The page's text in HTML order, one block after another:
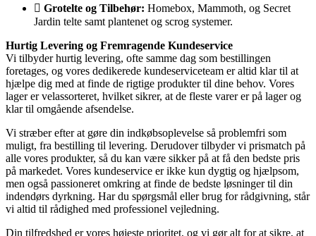
Grotelte og Tilbehør: Homebox, Mammoth, og Secret
Jardin telte samt plantenet og scrog systemer.
Hurtig Levering og Fremragende Kundeservice
Vi tilbyder hurtig levering, ofte samme dag som bestillingen
foretages, og vores dedikerede kundeserviceteam er altid klar til at
hjælpe dig med at finde de rigtige produkter til dine behov. Vores
lager er velassorteret, hvilket sikrer, at de fleste varer er på lager og
klar til omgående afsendelse.
Vi stræber efter at gøre din indkøbsoplevelse så problemfri som
muligt, fra bestilling til levering. Derudover tilbyder vi prismatch på
alle vores produkter, så du kan være sikker på at få den bedste pris
på markedet. Vores kundeservice er ikke kun dygtig og hjælpsom,
men også passioneret omkring at finde de bedste løsninger til din
indendørs dyrkning. Har du spørgsmål eller brug for rådgivning, står
vi altid til rådighed med professionel vejledning.
Din tilfredshed er vores højeste prioritet, og vi gør alt for at sikre, at